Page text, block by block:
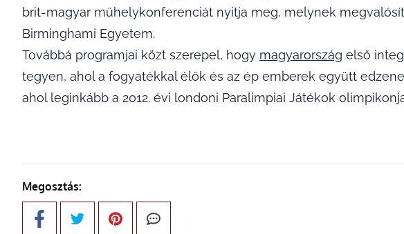
brit-magyar műhelykonferenciát nyitja meg, melynek
Birminghami Egyetem.
Továbbá programjai közt szerepel, hogy magyarország első
tegyen, ahol a fogyatékkal élők és az ép emberek együtt
ahol leginkább a 2012. évi londoni Paralimpiai Játékok
Megosztás: